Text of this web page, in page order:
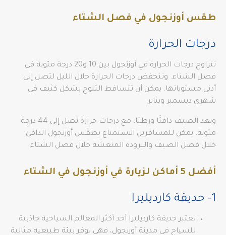
طقس أوزنجول في فصل الشتاء
درجات الحرارة
تتراوح درجات الحرارة في أوزنجول بين 10 و20 درجة مئوية في
فصل الشتاء. وتنخفض درجات الحرارة خلال الليل لتصل إلى
أدنى مستوياتها. يمكن أن تتساقط الثلوج بشكل كثيف في
شهري ديسمبر ويناير.
ويعد الصيف دافئًا ورطبًا، مع درجات حرارة تصل إلى 44 درجة
مئوية. يمكن للمسافرين الاستمتاع بطقس أوزنجول الدافئ
خلال فصل الصيف والبرودة المنعشة خلال فصل الشتاء.
أفضل 5 أماكن لزيارة في أوزنجول في الشتاء
1- حديقة كارديليرا
تعتبر حديقة كارديليرا أحد أكثر المعالم السياحية جاذبية
للسياح في مدينة أوزنجول، فهي توفر بيئة طبيعية مثالية